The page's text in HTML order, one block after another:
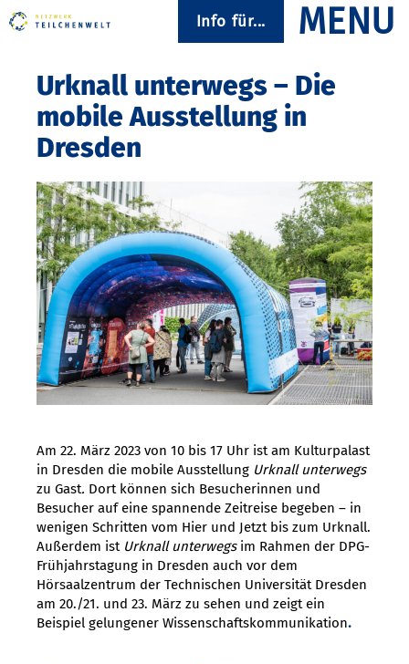
Info für...
Urknall unterwegs – Die
mobile Ausstellung in
Dresden
Am 22. März 2023 von 10 bis 17 Uhr ist am Kulturpalast
in Dresden die mobile Ausstellung Urknall unterwegs
zu Gast. Dort können sich Besucherinnen und
Besucher auf eine spannende Zeitreise begeben – in
wenigen Schritten vom Hier und Jetzt bis zum Urknall.
Außerdem ist Urknall unterwegsim Rahmen der DPG-
Frühjahrstagung in Dresden auch vor dem
Hörsaalzentrum der Technischen Universität Dresden
am 20./21. und 23. März zu sehen und zeigt ein
Beispiel gelungener Wissenschaftskommunikation.